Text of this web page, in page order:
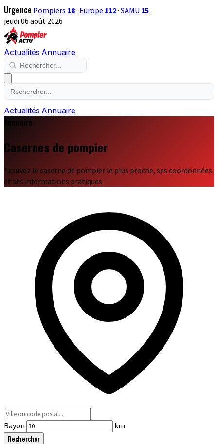
Urgence Pompiers 18· Europe 112·SAMU 15
jeudi 06 août 2026
Actualités Annuaire
Actualités Annuaire
Annuaire
Casernes de pompier
Trouvez le caserne de pompier le plus proche, ses coordonnées
et ses informations pratiques.
Rayon km
Rechercher